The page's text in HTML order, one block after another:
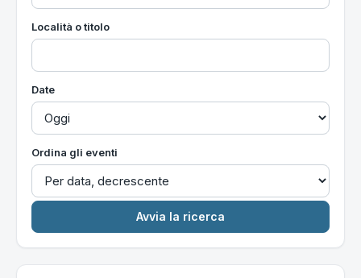
Località o titolo
Date
Ordina gli eventi